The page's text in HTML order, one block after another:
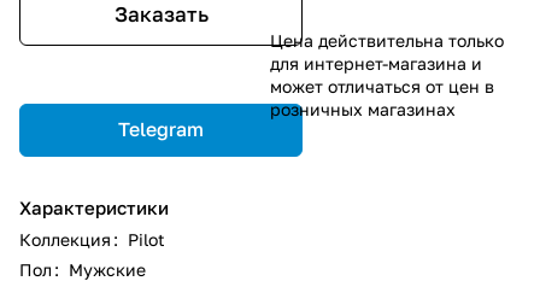
Заказать
Telegram
Характеристики
Коллекция : Pilot
Пол : Мужские
Цена действительна только
для интернет-магазина и
может отличаться от цен в
розничных магазинах